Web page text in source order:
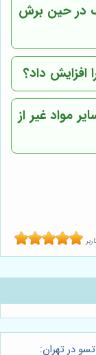
در حین برش
داد؟
مواد غیر از
در تهران: